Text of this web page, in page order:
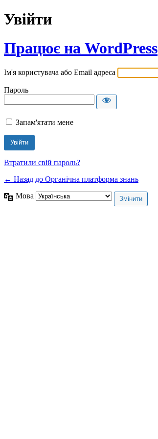
Увійти
Працює на WordPress
Ім'я користувача або Email адреса
Пароль
Запам'ятати мене
Втратили свій пароль?
← Назад до Органічна платформа знань
Мова